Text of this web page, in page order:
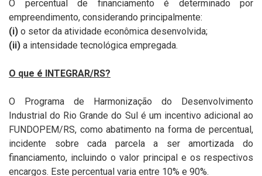
O percentual de financiamento é determinado por
empreendimento, considerando principalmente:
(i) o setor da atividade econômica desenvolvida;
(ii) a intensidade tecnológica empregada.
O que é INTEGRAR/RS?
O Programa de Harmonização do Desenvolvimento
Industrial do Rio Grande do Sul é um incentivo adicional ao
FUNDOPEM/RS, como abatimento na forma de percentual,
incidente sobre cada parcela a ser amortizada do
financiamento, incluindo o valor principal e os respectivos
encargos. Este percentual varia entre 10% e 90%.